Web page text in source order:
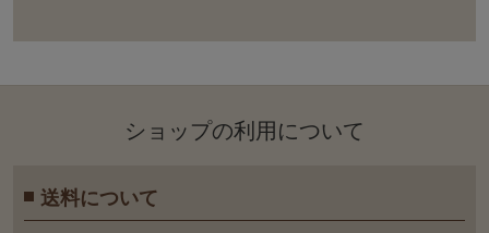
ショップの利⽤について
送料について